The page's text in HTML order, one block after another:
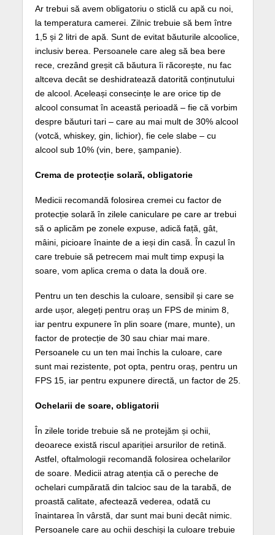
Ar trebui să avem obligatoriu o sticlă cu apă cu noi,
la temperatura camerei. Zilnic trebuie să bem între
1,5 și 2 litri de apă. Sunt de evitat băuturile alcoolice,
inclusiv berea. Persoanele care aleg să bea bere
rece, crezând greșit că băutura îi răcorește, nu fac
altceva decât se deshidratează datorită conținutului
de alcool. Aceleași consecințe le are orice tip de
alcool consumat în această perioadă – fie că vorbim
despre băuturi tari – care au mai mult de 30% alcool
(votcă, whiskey, gin, lichior), fie cele slabe – cu
alcool sub 10% (vin, bere, șampanie).
Crema de protecție solară, obligatorie
Medicii recomandă folosirea cremei cu factor de
protecție solară în zilele caniculare pe care ar trebui
să o aplicăm pe zonele expuse, adică față, gât,
mâini, picioare înainte de a ieși din casă. În cazul în
care trebuie să petrecem mai mult timp expuși la
soare, vom aplica crema o data la două ore.
Pentru un ten deschis la culoare, sensibil și care se
arde ușor, alegeți pentru oraș un FPS de minim 8,
iar pentru expunere în plin soare (mare, munte), un
factor de protecție de 30 sau chiar mai mare.
Persoanele cu un ten mai închis la culoare, care
sunt mai rezistente, pot opta, pentru oraș, pentru un
FPS 15, iar pentru expunere directă, un factor de 25.
Ochelarii de soare, obligatorii
În zilele toride trebuie să ne protejăm și ochii,
deoarece există riscul apariției arsurilor de retină.
Astfel, oftalmologii recomandă folosirea ochelarilor
de soare. Medicii atrag atenția că o pereche de
ochelari cumpărată din talcioc sau de la tarabă, de
proastă calitate, afectează vederea, odată cu
înaintarea în vârstă, dar sunt mai buni decât nimic.
Persoanele care au ochii deschiși la culoare trebuie